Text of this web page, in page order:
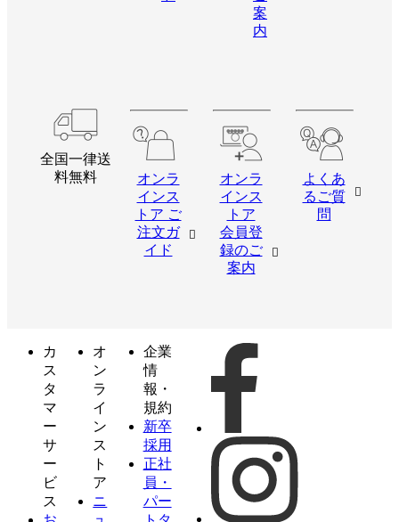
案
内
全国一律送
料無料
オンラ
インス
トア ご
注文ガ
イド
オンラ
インス
トア
会員登
録のご
案内
よくあ
るご質
問
カ
ス
タ
マ
ー
サ
ー
ビ
ス
オ
ン
ラ
イ
ン
ス
ト
ア
ニ
企業
情
報・
規約
新卒
採用
正社
員・
パー